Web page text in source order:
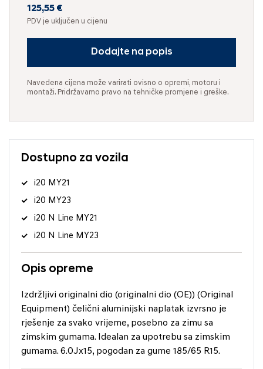
125,55 €
PDV je uključen u cijenu
Dodajte na popis
Navedena cijena može varirati ovisno o opremi, motoru i
montaži. Pridržavamo pravo na tehničke promjene i greške.
Dostupno za vozila
i20 MY21
i20 MY23
i20 N Line MY21
i20 N Line MY23
Opis opreme
Izdržljivi originalni dio (originalni dio (OE)) (Original
Equipment) čelični aluminijski naplatak izvrsno je
rješenje za svako vrijeme, posebno za zimu sa
zimskim gumama. Idealan za upotrebu sa zimskim
gumama. 6.0Jx15, pogodan za gume 185/65 R15.